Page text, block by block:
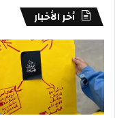
أخر الأخبار